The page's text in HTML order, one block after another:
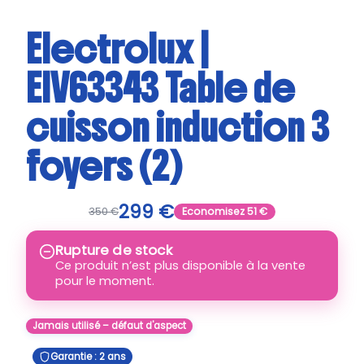
Electrolux |
EIV63343 Table de
cuisson induction 3
foyers (2)
350€299 € Economisez51€
Rupture de stock
Ce produit n’est plus disponible à la vente
pour le moment.
Jamais utilisé – défaut d'aspect
Garantie : 2 ans